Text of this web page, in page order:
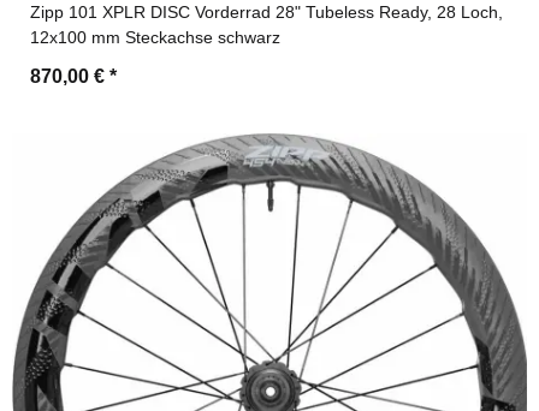
Zipp 101 XPLR DISC Vorderrad 28" Tubeless Ready, 28 Loch,
12x100 mm Steckachse schwarz
870,00 € *